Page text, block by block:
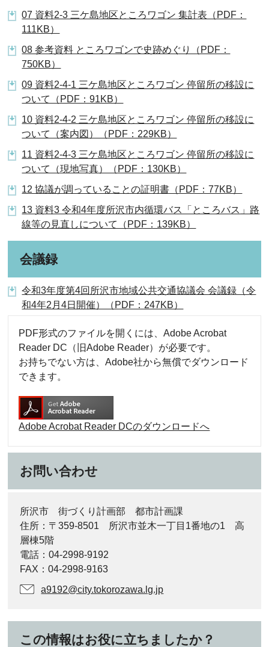
07 資料2-3 三ケ島地区ところワゴン 集計表（PDF：
111KB）
08 参考資料 ところワゴンで史跡めぐり（PDF：
750KB）
09 資料2-4-1 三ケ島地区ところワゴン 停留所の移設に
ついて（PDF：91KB）
10 資料2-4-2 三ケ島地区ところワゴン 停留所の移設に
ついて（案内図）（PDF：229KB）
11 資料2-4-3 三ケ島地区ところワゴン 停留所の移設に
ついて（現地写真）（PDF：130KB）
12 協議が調っていることの証明書（PDF：77KB）
13 資料3 令和4年度所沢市内循環バス「ところバス」路
線等の見直しについて（PDF：139KB）
会議録
令和3年度第4回所沢市地域公共交通協議会 会議録（令
和4年2月4日開催）（PDF：247KB）
PDF形式のファイルを開くには、Adobe Acrobat
Reader DC（旧Adobe Reader）が必要です。
お持ちでない方は、Adobe社から無償でダウンロード
できます。
Adobe Acrobat Reader DCのダウンロードへ
お問い合わせ
所沢市 街づくり計画部 都市計画課
住所：〒359-8501 所沢市並木一丁目1番地の1 高
層棟5階
電話：04-2998-9192
FAX：04-2998-9163
a9192@city.tokorozawa.lg.jp
この情報はお役に立ちましたか？